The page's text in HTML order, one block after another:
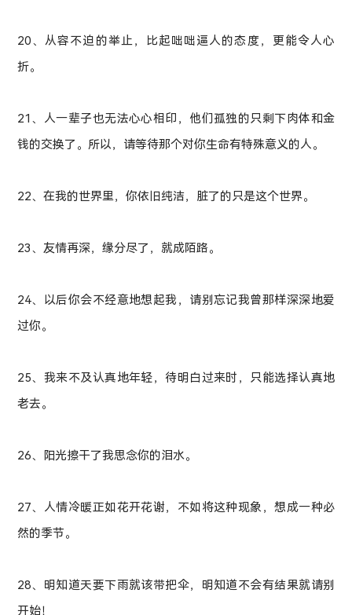
20、从容不迫的举止，比起咄咄逼人的态度，更能令人心
折。
21、人一辈子也无法心心相印，他们孤独的只剩下肉体和金
钱的交换了。所以，请等待那个对你生命有特殊意义的人。
22、在我的世界里，你依旧纯洁，脏了的只是这个世界。
23、友情再深，缘分尽了，就成陌路。
24、以后你会不经意地想起我，请别忘记我曾那样深深地爱
过你。
25、我来不及认真地年轻，待明白过来时，只能选择认真地
老去。
26、阳光擦干了我思念你的泪水。
27、人情冷暖正如花开花谢，不如将这种现象，想成一种必
然的季节。
28、明知道天要下雨就该带把伞，明知道不会有结果就请别
开始！